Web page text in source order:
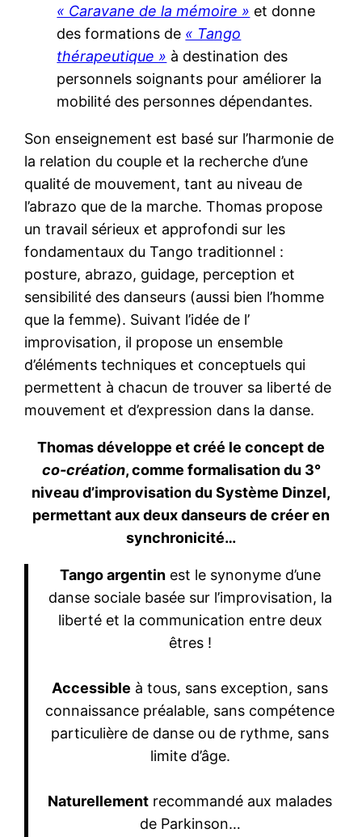
« Caravane de la mémoire » et donne
des formations de « Tango
thérapeutique » à destination des
personnels soignants pour améliorer la
mobilité des personnes dépendantes.
Son enseignement est basé sur l’harmonie de
la relation du couple et la recherche d’une
qualité de mouvement, tant au niveau de
l’abrazo que de la marche. Thomas propose
un travail sérieux et approfondi sur les
fondamentaux du Tango traditionnel :
posture, abrazo, guidage, perception et
sensibilité des danseurs (aussi bien l’homme
que la femme). Suivant l’idée de l’
improvisation, il propose un ensemble
d’éléments techniques et conceptuels qui
permettent à chacun de trouver sa liberté de
mouvement et d’expression dans la danse.
Thomas développe et créé le concept de
co-création, comme formalisation du 3°
niveau d’improvisation du Système Dinzel,
permettant aux deux danseurs de créer en
synchronicité…
Tango argentinest le synonyme d’une
danse sociale basée sur l’improvisation, la
liberté et la communication entre deux
êtres !
Accessible à tous, sans exception, sans
connaissance préalable, sans compétence
particulière de danse ou de rythme, sans
limite d’âge.
Naturellement recommandé aux malades
de Parkinson…